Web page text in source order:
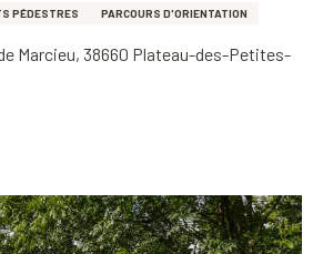
PÉDESTRES PARCOURS D'ORIENTATION
Marcieu, 38660 Plateau-des-Petites-
favoris